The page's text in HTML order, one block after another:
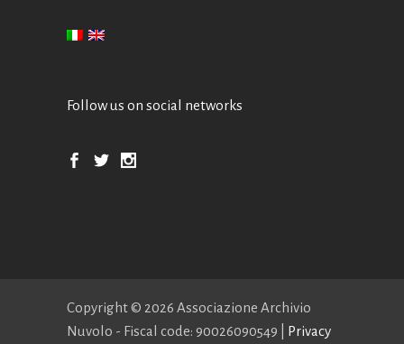
Follow us on social networks
Copyright © 2026 Associazione Archivio
Nuvolo - Fiscal code: 90026090549 | Privacy